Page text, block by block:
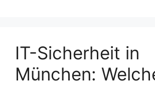
IT-Sicherheit in
München: